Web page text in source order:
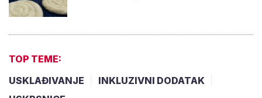
TOP TEME:
USKLAĐIVANJE
INKLUZIVNI DODATAK